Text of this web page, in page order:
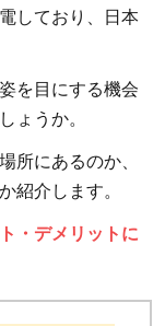
しており、日本
を目にする機会
ょうか。
所にあるのか、
紹介します。
・デメリットに